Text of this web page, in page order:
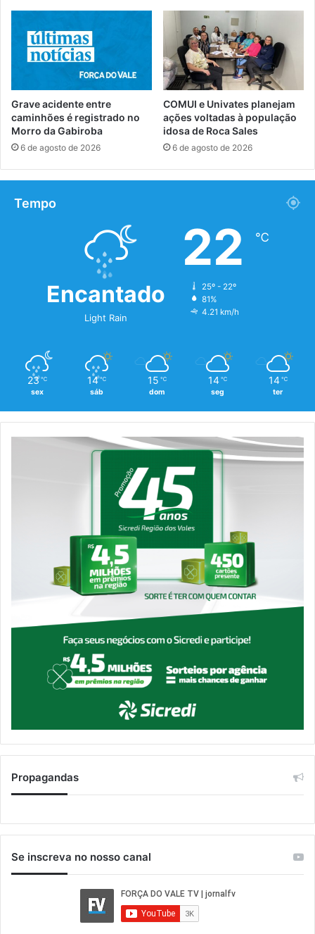
Grave acidente entre
caminhões é registrado no
Morro da Gabiroba
6 de agosto de 2026
COMUI e Univates planejam
ações voltadas à população
idosa de Roca Sales
6 de agosto de 2026
Tempo
Encantado
Light Rain
22 ℃
25º - 22º
81%
4.21 km/h
23 ℃
sex
14 ℃
sáb
15 ℃
dom
14 ℃
seg
14 ℃
ter
Propagandas
Se inscreva no nosso canal